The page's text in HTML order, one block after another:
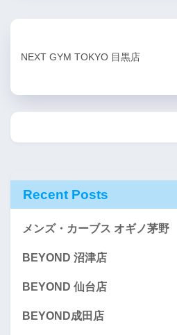
NEXT GYM TOKYO 目黒店
Recent Posts
メンズ・カーブス オギノ茅野
BEYOND 沼津店
BEYOND 仙台店
BEYOND成田店